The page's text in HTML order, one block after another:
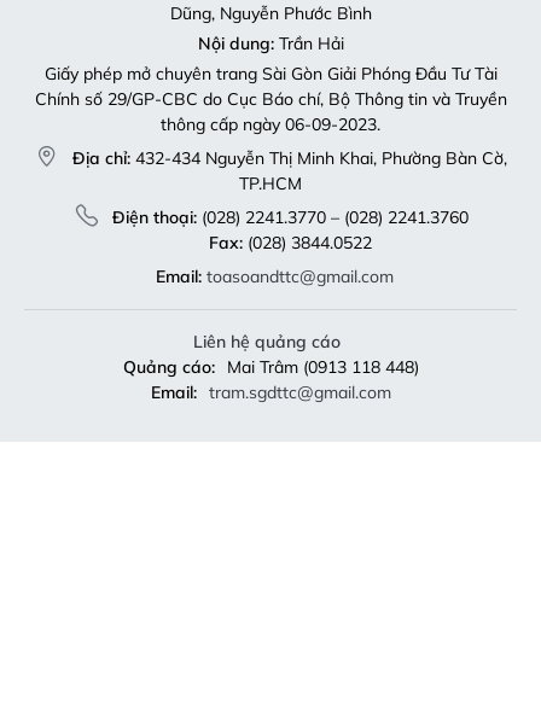
Dũng, Nguyễn Phước Bình
Nội dung:Trần Hải
Giấy phép mở chuyên trang Sài Gòn Giải Phóng Đầu Tư Tài
Chính số 29/GP-CBC do Cục Báo chí, Bộ Thông tin và Truyền
thông cấp ngày 06-09-2023.
Địa chỉ: 432-434 Nguyễn Thị Minh Khai, Phường Bàn Cờ,
TP.HCM
Điện thoại:(028) 2241.3770 – (028) 2241.3760
Fax:(028) 3844.0522
Email: toasoandttc@gmail.com
Liên hệ quảng cáo
Quảng cáo:
Mai Trâm (0913 118 448)
Email: tram.sgdttc@gmail.com